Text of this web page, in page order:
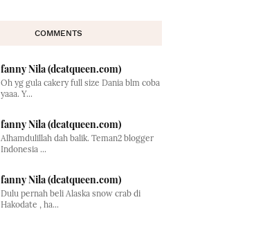
COMMENTS
fanny Nila (dcatqueen.com)
Oh yg gula cakery full size Dania blm coba
yaaa. Y...
fanny Nila (dcatqueen.com)
Alhamdulillah dah balik. Teman2 blogger
Indonesia ...
fanny Nila (dcatqueen.com)
Dulu pernah beli Alaska snow crab di
Hakodate , ha...